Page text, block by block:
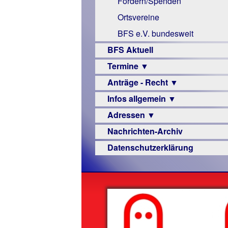
Links
Ortsvereine
BFS e.V. bundesweit
BFS Aktuell
Termine ▼
Veranstaltungsprogramme
Anträge - Recht ▼
Archiv
Urteile
Infos allgemein ▼
Sehbehinderung
Frühförderung
Schule
–
Beruf
Senioren
Hilfsmittel
Adressen ▼
Augenoptiker
Berufsbildungswerke
Hörbüchereien
Reha-
Nachrichten-Archiv
Datenschutzerklärung